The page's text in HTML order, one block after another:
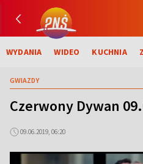
WYDANIA WIDEO KUCHNIA
GWIAZDY
Czerwony Dywan
09.06.2019, 06:20